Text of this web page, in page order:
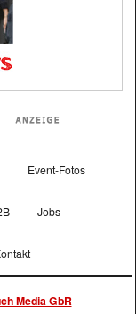
Event-Fotos
Jobs
Media GbR